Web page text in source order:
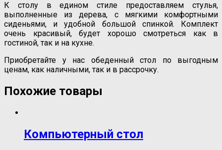
К столу в едином стиле предоставляем стулья,
выполненные из дерева, с мягкими комфортными
сиденьями, и удобной большой спинкой. Комплект
очень красивый, будет хорошо смотреться как в
гостиной, так и на кухне.
Приобретайте у нас обеденный стол по выгодным
ценам, как наличными, так и в рассрочку.
Похожие товары
Компьютерный стол